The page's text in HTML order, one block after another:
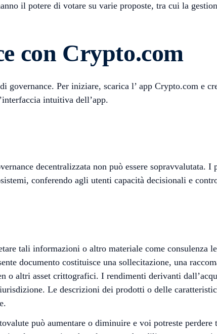
il potere di votare su varie proposte, tra cui la
con Crypto.com
Per iniziare, scarica l’ app Crypto.com e
intuitiva dell’app.
decentralizzata non può essere sopravvalutata.
conferendo agli utenti capacità decisionali e
tali informazioni o altro materiale come consulenza
documento costituisce una sollecitazione, una
o altri asset crittografici. I rendimenti derivanti
Le descrizioni dei prodotti o delle
può aumentare o diminuire e voi potreste perdere